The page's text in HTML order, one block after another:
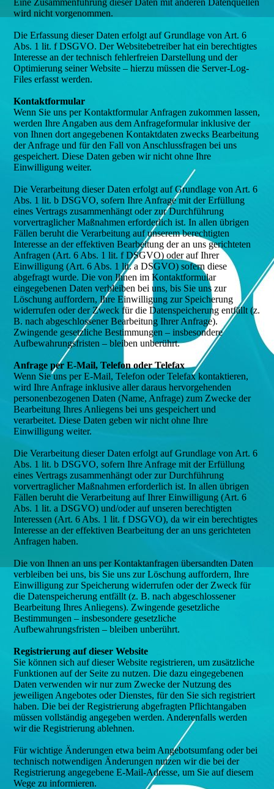
wird nicht vorgenommen.
Die Erfassung dieser Daten erfolgt auf Grundlage von Art. 6
Abs. 1 lit. f DSGVO. Der Websitebetreiber hat ein berechtigtes
Interesse an der technisch fehlerfreien Darstellung und der
Optimierung seiner Website – hierzu müssen die Server-Log-
Files erfasst werden.
Kontaktformular
Wenn Sie uns per Kontaktformular Anfragen zukommen lassen,
werden Ihre Angaben aus dem Anfrageformular inklusive der
von Ihnen dort angegebenen Kontaktdaten zwecks Bearbeitung
der Anfrage und für den Fall von Anschlussfragen bei uns
gespeichert. Diese Daten geben wir nicht ohne Ihre
Einwilligung weiter.
Die Verarbeitung dieser Daten erfolgt auf Grundlage von Art. 6
Abs. 1 lit. b DSGVO, sofern Ihre Anfrage mit der Erfüllung
eines Vertrags zusammenhängt oder zur Durchführung
vorvertraglicher Maßnahmen erforderlich ist. In allen übrigen
Fällen beruht die Verarbeitung auf unserem berechtigten
Interesse an der effektiven Bearbeitung der an uns gerichteten
Anfragen (Art. 6 Abs. 1 lit. f DSGVO) oder auf Ihrer
Einwilligung (Art. 6 Abs. 1 lit. a DSGVO) sofern diese
abgefragt wurde. Die von Ihnen im Kontaktformular
eingegebenen Daten verbleiben bei uns, bis Sie uns zur
Löschung auffordern, Ihre Einwilligung zur Speicherung
widerrufen oder der Zweck für die Datenspeicherung entfällt (z.
B. nach abgeschlossener Bearbeitung Ihrer Anfrage).
Zwingende gesetzliche Bestimmungen – insbesondere
Aufbewahrungsfristen – bleiben unberührt.
Anfrage per E-Mail, Telefon oder Telefax
Wenn Sie uns per E-Mail, Telefon oder Telefax kontaktieren,
wird Ihre Anfrage inklusive aller daraus hervorgehenden
personenbezogenen Daten (Name, Anfrage) zum Zwecke der
Bearbeitung Ihres Anliegens bei uns gespeichert und
verarbeitet. Diese Daten geben wir nicht ohne Ihre
Einwilligung weiter.
Die Verarbeitung dieser Daten erfolgt auf Grundlage von Art. 6
Abs. 1 lit. b DSGVO, sofern Ihre Anfrage mit der Erfüllung
eines Vertrags zusammenhängt oder zur Durchführung
vorvertraglicher Maßnahmen erforderlich ist. In allen übrigen
Fällen beruht die Verarbeitung auf Ihrer Einwilligung (Art. 6
Abs. 1 lit. a DSGVO) und/oder auf unseren berechtigten
Interessen (Art. 6 Abs. 1 lit. f DSGVO), da wir ein berechtigtes
Interesse an der effektiven Bearbeitung der an uns gerichteten
Anfragen haben.
Die von Ihnen an uns per Kontaktanfragen übersandten Daten
verbleiben bei uns, bis Sie uns zur Löschung auffordern, Ihre
Einwilligung zur Speicherung widerrufen oder der Zweck für
die Datenspeicherung entfällt (z. B. nach abgeschlossener
Bearbeitung Ihres Anliegens). Zwingende gesetzliche
Bestimmungen – insbesondere gesetzliche
Aufbewahrungsfristen – bleiben unberührt.
Registrierung auf dieser Website
Sie können sich auf dieser Website registrieren, um zusätzliche
Funktionen auf der Seite zu nutzen. Die dazu eingegebenen
Daten verwenden wir nur zum Zwecke der Nutzung des
jeweiligen Angebotes oder Dienstes, für den Sie sich registriert
haben. Die bei der Registrierung abgefragten Pflichtangaben
müssen vollständig angegeben werden. Anderenfalls werden
wir die Registrierung ablehnen.
Für wichtige Änderungen etwa beim Angebotsumfang oder bei
technisch notwendigen Änderungen nutzen wir die bei der
Registrierung angegebene E-Mail-Adresse, um Sie auf diesem
Wege zu informieren.